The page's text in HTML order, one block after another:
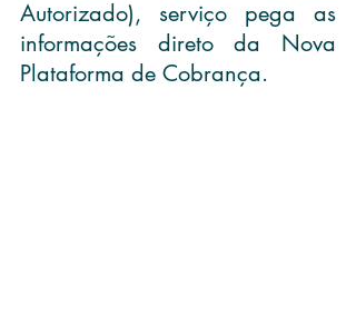
Autorizado), serviço pega as
informações direto da Nova
Plataforma de Cobrança.